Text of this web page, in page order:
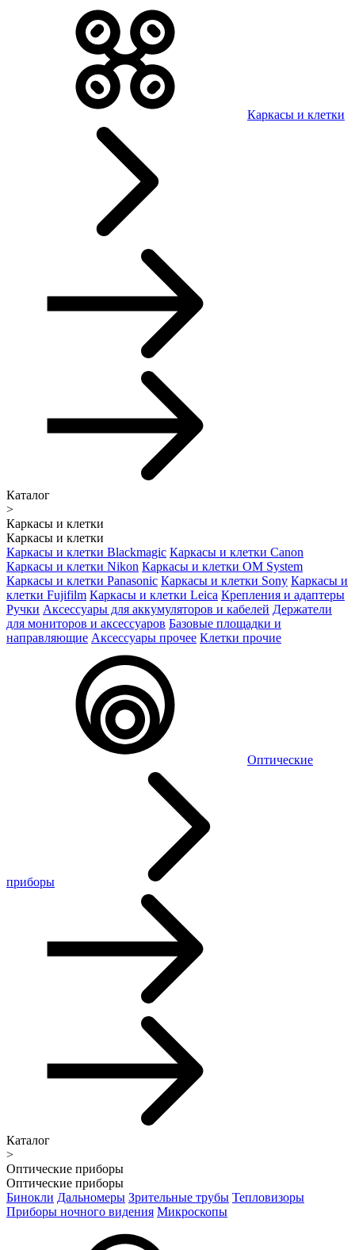
Каркасы и клетки
Каталог
>
Каркасы и клетки
Каркасы и клетки
Каркасы и клетки Blackmagic Каркасы и клетки Canon
Каркасы и клетки Nikon Каркасы и клетки OM System
Каркасы и клетки Panasonic Каркасы и клетки Sony Каркасы и
клетки Fujifilm Каркасы и клетки Leica Крепления и адаптеры
Ручки Аксессуары для аккумуляторов и кабелей Держатели
для мониторов и аксессуаров Базовые площадки и
направляющие Аксессуары прочее Клетки прочие
Оптические
приборы
Каталог
>
Оптические приборы
Оптические приборы
Бинокли Дальномеры Зрительные трубы Тепловизоры
Приборы ночного видения Микроскопы